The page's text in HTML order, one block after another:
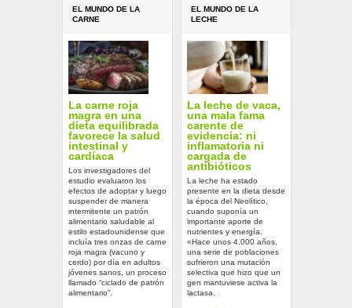
EL MUNDO DE LA
CARNE
La carne roja
magra en una
dieta equilibrada
favorece la salud
intestinal y
cardíaca
Los investigadores del
estudio evaluaron los
efectos de adoptar y luego
suspender de manera
intermitente un patrón
alimentario saludable al
estilo estadounidense que
incluía tres onzas de carne
roja magra (vacuno y
cerdo) por día en adultos
jóvenes sanos, un proceso
llamado “ciclado de patrón
alimentario”.
EL MUNDO DE LA
LECHE
La leche de vaca,
una mala fama
carente de
evidencia: ni
inflamatoria ni
cargada de
antibióticos
La leche ha estado
presente en la dieta desde
la época del Neolítico,
cuando suponía un
importante aporte de
nutrientes y energía.
«Hace unos 4.000 años,
una serie de poblaciones
sufrieron una mutación
selectiva que hizo que un
gen mantuviese activa la
lactasa.